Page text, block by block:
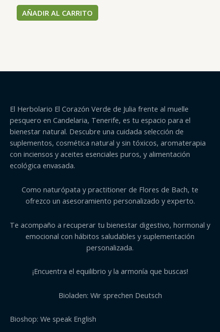
AÑADIR AL CARRITO
El Herbolario El Corazón Verde de Julia frente al muelle
pesquero en Candelaria, Tenerife, es tu espacio para el
bienestar natural. Descubre una cuidada selección de
suplementos, cosmética natural y sin tóxicos, aromaterapia
con inciensos y aceites esenciales puros, y alimentación
ecológica envasada.
Como naturópata y practitioner de Flores de Bach, te
ofrezco un asesoramiento personalizado y experto.
Te acompaño a recuperar tu bienestar digestivo, hormonal y
emocional con hábitos saludables y suplementación
personalizada.
¡Encuentra el equilibrio y la armonía que buscas!
Bioladen: Wir sprechen Deutsch
Bioshop: We speak English